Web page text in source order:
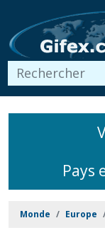
Pays
Monde Europe